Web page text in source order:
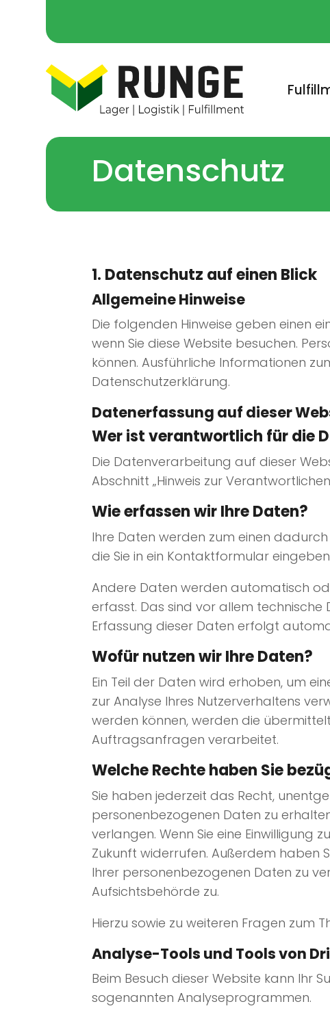
Datenschutz
1. Datenschutz auf einen Blick
Allgemeine Hinweise
Die folgenden Hinweise geben einen
wenn Sie diese Website besuchen.
können. Ausführliche Informationen
Datenschutzerklärung.
Datenerfassung auf dieser
Wer ist verantwortlich für die
Die Datenverarbeitung auf dieser
Abschnitt „Hinweis zur
Wie erfassen wir Ihre Daten?
Ihre Daten werden zum einen dadurch
die Sie in ein Kontaktformular
Andere Daten werden automatisch
erfasst. Das sind vor allem technische
Erfassung dieser Daten erfolgt
Wofür nutzen wir Ihre Daten?
Ein Teil der Daten wird erhoben, um
zur Analyse Ihres Nutzerverhaltens
werden können, werden die
Auftragsanfragen verarbeitet.
Welche Rechte haben Sie
Sie haben jederzeit das Recht,
personenbezogenen Daten zu
verlangen. Wenn Sie eine Einwilligung
Zukunft widerrufen. Außerdem haben
Ihrer personenbezogenen Daten zu
Aufsichtsbehörde zu.
Hierzu sowie zu weiteren Fragen zum
Analyse-Tools und Tools von
Beim Besuch dieser Website kann Ihr
sogenannten Analyseprogrammen.